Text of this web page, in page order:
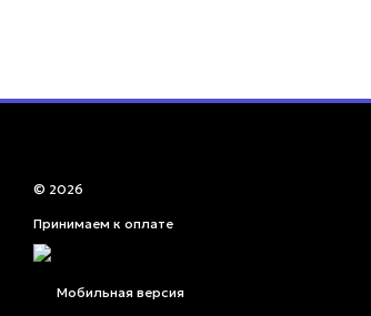
© 2026
Принимаем к оплате
Мобильная версия